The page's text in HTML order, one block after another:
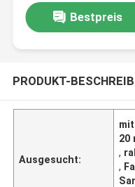
Bestpreis
PRODUKT-
Ausgesucht:
20
,
,